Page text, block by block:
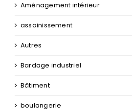
Aménagement intérieur
assainissement
Autres
Bardage industriel
Bâtiment
boulangerie